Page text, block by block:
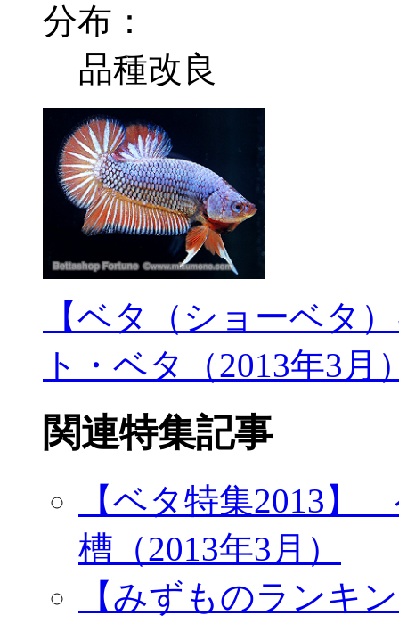
分布：
品種改良
【ベタ（ショーベタ
ト・ベタ（2013年3月
関連特集記事
【ベタ特集2013
槽（2013年3月）
【みずものランキ